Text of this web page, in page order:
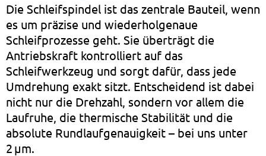
Die Schleifspindel ist das zentrale Bauteil, wenn
es um präzise und wiederholgenaue
Schleifprozesse geht. Sie überträgt die
Antriebskraft kontrolliert auf das
Schleifwerkzeug und sorgt dafür, dass jede
Umdrehung exakt sitzt. Entscheidend ist dabei
nicht nur die Drehzahl, sondern vor allem die
Laufruhe, die thermische Stabilität und die
absolute Rundlaufgenauigkeit – bei uns unter
2 µm.